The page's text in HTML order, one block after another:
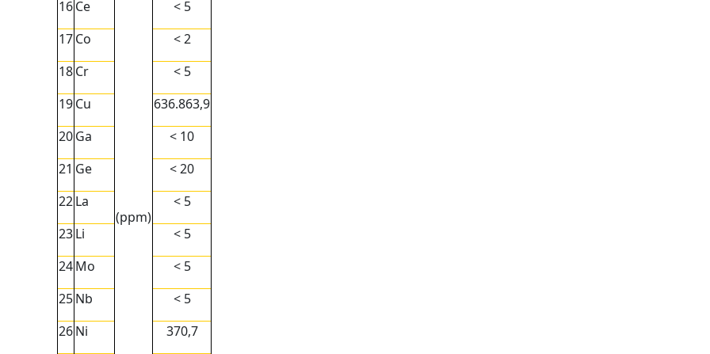
(ppm)
16Ce
< 5
17Co
< 2
18Cr
< 5
19Cu
636.863,9
20Ga
< 10
21 Ge
< 20
22La
< 5
23Li
< 5
24Mo
< 5
25Nb
< 5
26Ni
370,7